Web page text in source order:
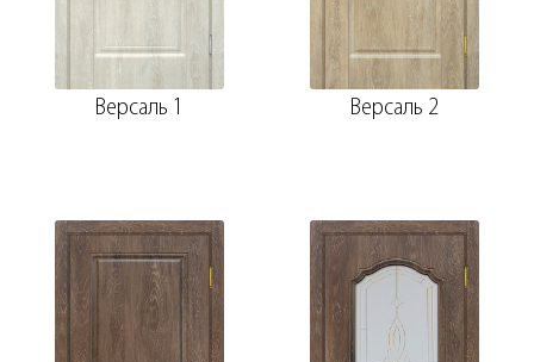
Версаль 1 Версаль 2